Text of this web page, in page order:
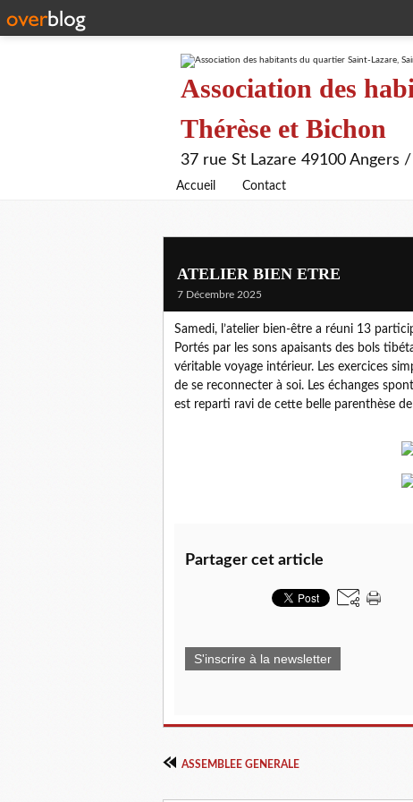
Association des
Thérèse et Bichon
37 rue St Lazare 49100 Angers
Accueil Contact
ATELIER BIEN ETRE
7 Décembre 2025
Samedi, l’atelier bien-être a réuni 13
Portés par les sons apaisants des bols
véritable voyage intérieur. Les exercices
de se reconnecter à soi. Les échanges
est reparti ravi de cette belle parenthèse
Partager cet article
S'inscrire à la newsletter
ASSEMBLEE GENERALE